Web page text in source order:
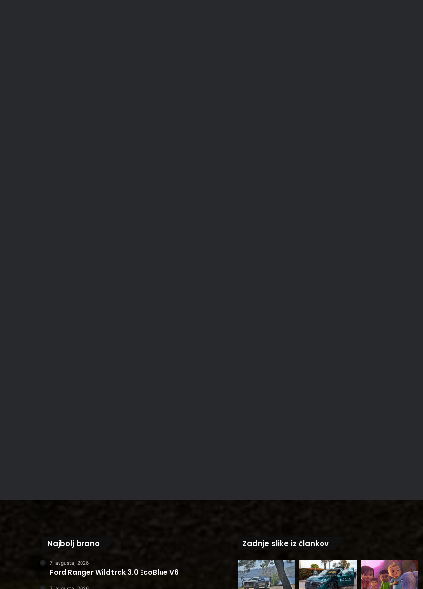
Najbolj brano
7. avgusta, 2026
Ford Ranger Wildtrak 3.0 EcoBlue V6
Zadnje slike iz člankov